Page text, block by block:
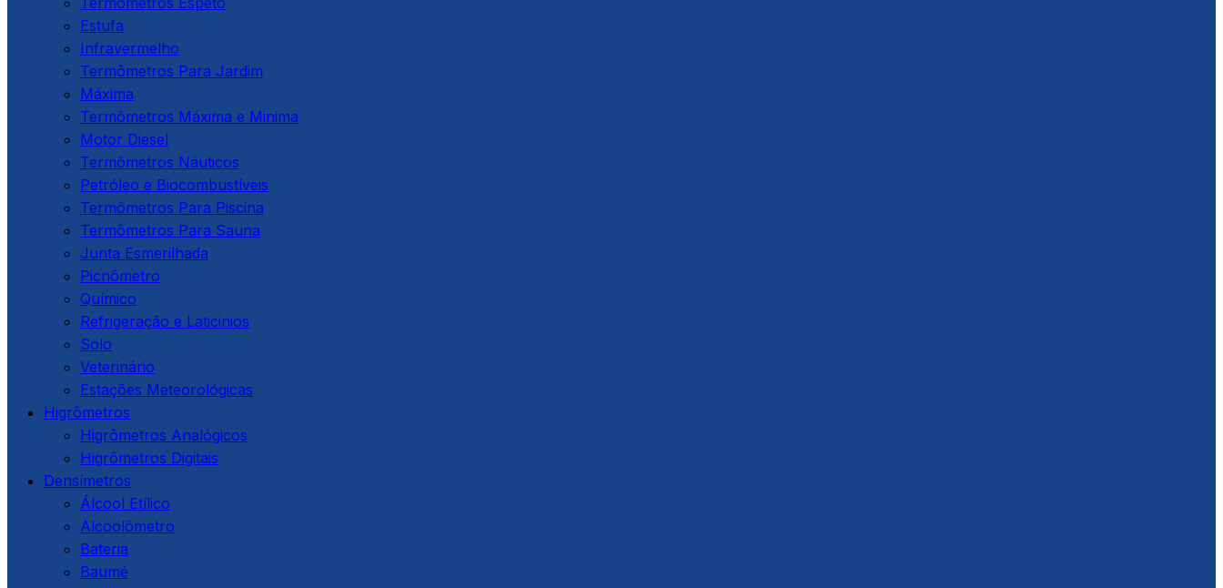
Estufa
Infravermelho
Termômetros Para Jardim
Máxima
Termômetros Máxima e Minima
Motor Diesel
Termômetros Náuticos
Petróleo e Biocombustíveis
Termômetros Para Piscina
Termômetros Para Sauna
Junta Esmerilhada
Picnômetro
Químico
Refrigeração e Laticinios
Solo
Veterinário
Estações Meteorológicas
Higrômetros
Higrômetros Analógicos
Higrômetros Digitais
Densímetros
Álcool Etílico
Alcoolômetro
Bateria
Baumé